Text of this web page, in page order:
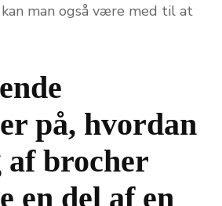
man også være med til at
på, hvordan
af brocher
en del af en